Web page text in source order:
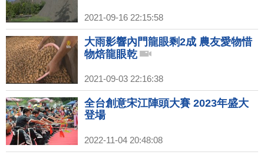
2021-09-16 22:15:58
大雨影響內門龍眼剩2成 農友愛物惜
物焙龍眼乾
2021-09-03 22:16:38
全台創意宋江陣頭大賽 2023年盛大
登場
2022-11-04 20:48:08